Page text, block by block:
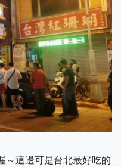
～這邊可是台北最好吃的